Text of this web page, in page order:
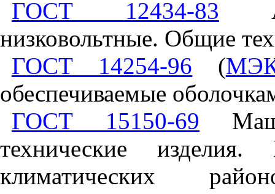
ГОСТ 12434-83
низковольтные. Общие
ГОСТ 14254-96 (
обеспечиваемые
ГОСТ 15150-69
технические
изделия.
климатических